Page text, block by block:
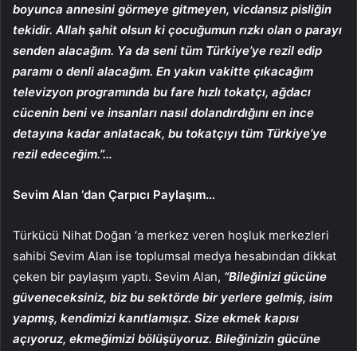
boyunca annesini görmeye gitmeyen, vicdansız pisliğin
tekidir. Allah şahit olsun ki çocuğumun rızkı olan o parayı
senden alacağım. Ya da seni tüm Türkiye’ye rezil edip
paramı o denli alacağım. En yakın vakitte çıkacağım
televizyon programında bu fare hızlı tokatçı, ağdacı
cücenin beni ve insanları nasıl dolandırdığını en ince
detayına kadar anlatacak, bu tokatçıyı tüm Türkiye’ye
rezil edeceğim.”…
Sevim Alan ‘dan Çarpıcı Paylaşım…
Türkücü Nihat Doğan ‘a merkez veren hoşluk merkezleri
sahibi Sevim Alan ise toplumsal medya hesabından dikkat
çeken bir paylaşım yaptı. Sevim Alan, “Bileğinizi gücüne
güveneceksiniz, biz bu sektörde bir yerlere gelmiş, isim
yapmış, kendimizi kanıtlamışız. Size ekmek kapısı
açıyoruz, ekmeğimizi bölüşüyoruz. Bileğinizin gücüne